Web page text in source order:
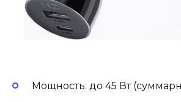
Мощность: до 45 Вт